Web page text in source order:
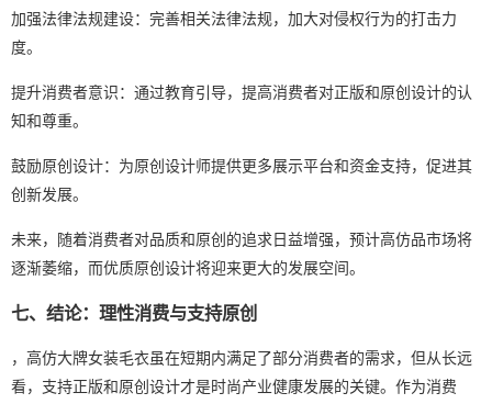
加强法律法规建设：完善相关法律法规，加大对侵权行为的打击力
度。
提升消费者意识：通过教育引导，提高消费者对正版和原创设计的认
知和尊重。
鼓励原创设计：为原创设计师提供更多展示平台和资金支持，促进其
创新发展。
未来，随着消费者对品质和原创的追求日益增强，预计高仿品市场将
逐渐萎缩，而优质原创设计将迎来更大的发展空间。
七、结论：理性消费与支持原创
，高仿大牌女装毛衣虽在短期内满足了部分消费者的需求，但从长远
看，支持正版和原创设计才是时尚产业健康发展的关键。作为消费